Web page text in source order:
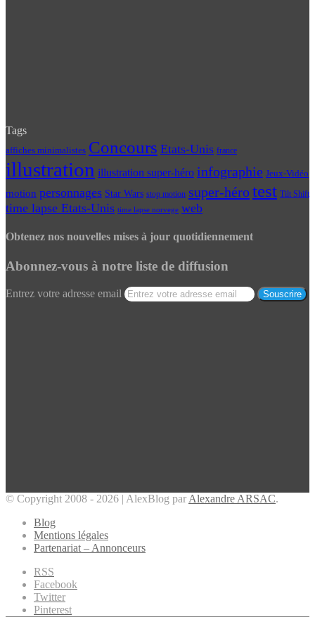
Tags
affiches minimalistes Concours Etats-Unis france
illustration illustration super-héro infographie Jeux-Vidéo
motion personnages Star Wars stop motion super-hérotest Tilt Shift
time lapse Etats-Unis time lapse norvege web
Obtenez nos nouvelles mises à jour quotidiennement
Abonnez-vous à notre liste de diffusion
Entrez votre adresse email
© Copyright 2008 - 2026 | AlexBlog parAlexandre ARSAC.
Blog
Mentions légales
Partenariat – Annonceurs
RSS
Facebook
Twitter
Pinterest